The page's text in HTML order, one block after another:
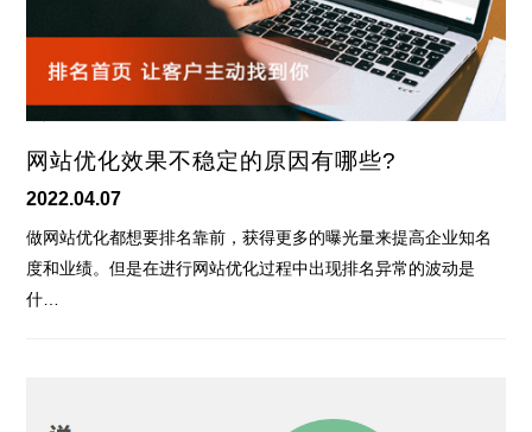
网站优化效果不稳定的原因有哪些?
2022.04.07
做网站优化都想要排名靠前，获得更多的曝光量来提高企业知名
度和业绩。但是在进行网站优化过程中出现排名异常的波动是
什…